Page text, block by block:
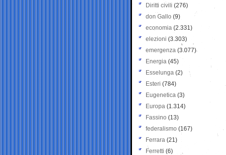
Diritti civili (276)
don Gallo (9)
economia (2.331)
elezioni (3.303)
emergenza (3.077)
Energia (45)
Esselunga (2)
Esteri (784)
Eugenetica (3)
Europa (1.314)
Fassino (13)
federalismo (167)
Ferrara (21)
Ferretti (6)